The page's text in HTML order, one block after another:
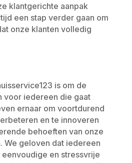
klantgerichte aanpak
een stap verder gaan om
onze klanten volledig
is om de
voor iedereen die gaat
ernaar om voortdurend
en te innoveren
behoeften van onze
We geloven dat iedereen
en stressvrije